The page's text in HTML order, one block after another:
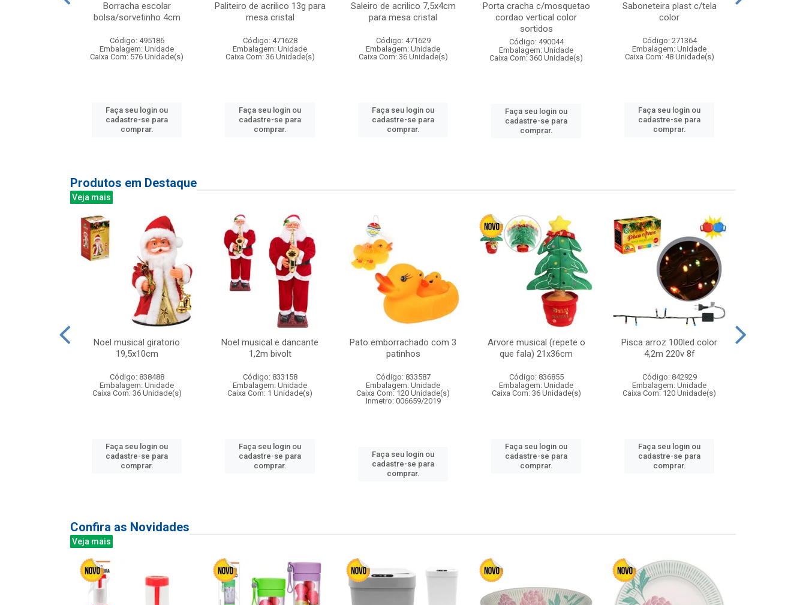
Borracha escolar
bolsa/sorvetinho 4cm
Código: 495186
Embalagem: Unidade
Caixa Com: 576 Unidade(s)
Faça seu login ou
cadastre-se para
comprar.
Paliteiro de acrilico 13g para
mesa cristal
Código: 471628
Embalagem: Unidade
Caixa Com: 36 Unidade(s)
Faça seu login ou
cadastre-se para
comprar.
Saleiro de acrilico 7,5x4cm
para mesa cristal
Código: 471629
Embalagem: Unidade
Caixa Com: 36 Unidade(s)
Faça seu login ou
cadastre-se para
comprar.
Porta cracha c/mosquetao
cordao vertical color
sortidos
Código: 490044
Embalagem: Unidade
Caixa Com: 360 Unidade(s)
Faça seu login ou
cadastre-se para
comprar.
Saboneteira plast c/tela
color
Código: 271364
Embalagem: Unidade
Caixa Com: 48 Unidade(s)
Faça seu login ou
cadastre-se para
comprar.
Produtos em Destaque
Veja mais
Noel musical giratorio
19,5x10cm
Código: 838488
Embalagem: Unidade
Caixa Com: 36 Unidade(s)
Faça seu login ou
cadastre-se para
comprar.
Noel musical e dancante
1,2m bivolt
Código: 833158
Embalagem: Unidade
Caixa Com: 1 Unidade(s)
Faça seu login ou
cadastre-se para
comprar.
Pato emborrachado com 3
patinhos
Código: 833587
Embalagem: Unidade
Caixa Com: 120 Unidade(s)
Inmetro: 006659/2019
Faça seu login ou
cadastre-se para
comprar.
Arvore musical (repete o
que fala) 21x36cm
Código: 836855
Embalagem: Unidade
Caixa Com: 36 Unidade(s)
Faça seu login ou
cadastre-se para
comprar.
Pisca arroz 100led color
4,2m 220v 8f
Código: 842929
Embalagem: Unidade
Caixa Com: 120 Unidade(s)
Faça seu login ou
cadastre-se para
comprar.
Confira as Novidades
Veja mais